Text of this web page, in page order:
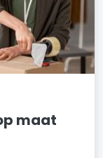
maat